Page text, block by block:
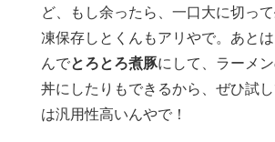
ど、もし余ったら、一口大に切って
凍保存しとくんもアリやで。あと
んでとろとろ煮豚にして、ラーメン
丼にしたりもできるから、ぜひ試
は汎用性高いんやで！